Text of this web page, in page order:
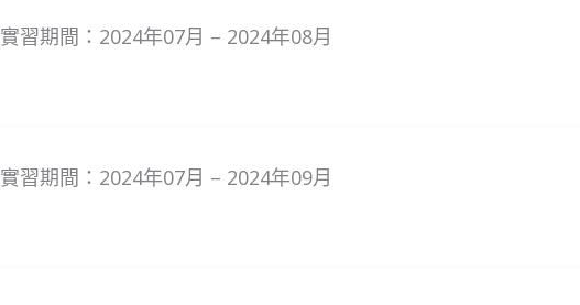
實習期間：2024年07月 – 2024年08月
實習期間：2024年07月 – 2024年09月